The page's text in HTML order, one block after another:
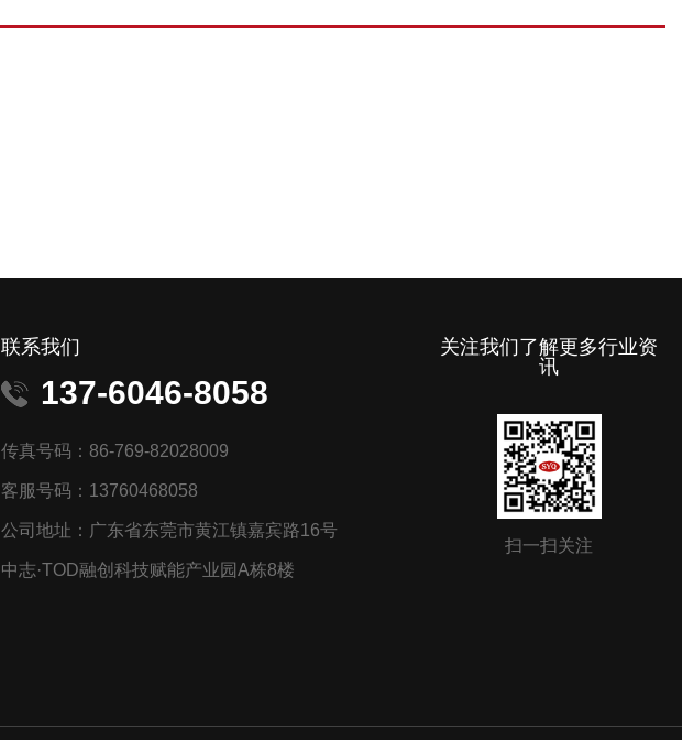
联系我们
137-6046-8058
传真号码：86-769-82028009
客服号码：13760468058
公司地址：广东省东莞市黄江镇嘉宾路16号
中志·TOD融创科技赋能产业园A栋8楼
关注我们了解更多行业资
讯
扫一扫关注